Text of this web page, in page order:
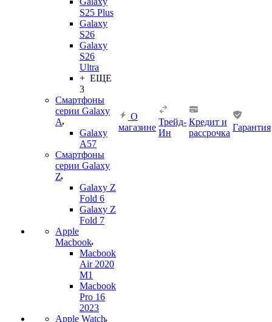
S25 Plus
Galaxy
S26
Galaxy
S26
Ultra
+ ЕЩЕ
3
Смартфоны
серии Galaxy
A
Galaxy
A57
Смартфоны
серии Galaxy
Z
Galaxy Z
Fold 6
Galaxy Z
Fold 7
Apple
Macbook
Macbook
Air 2020
M1
Macbook
Pro 16
2023
Apple Watch
О
магазине
Трейд-
Ин
Кредит и
рассрочка
Гарантия